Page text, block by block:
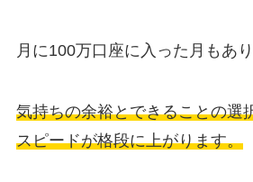
月に100万口座に入った月もあり
気持ちの余裕とできることの選
スピードが格段に上がります。